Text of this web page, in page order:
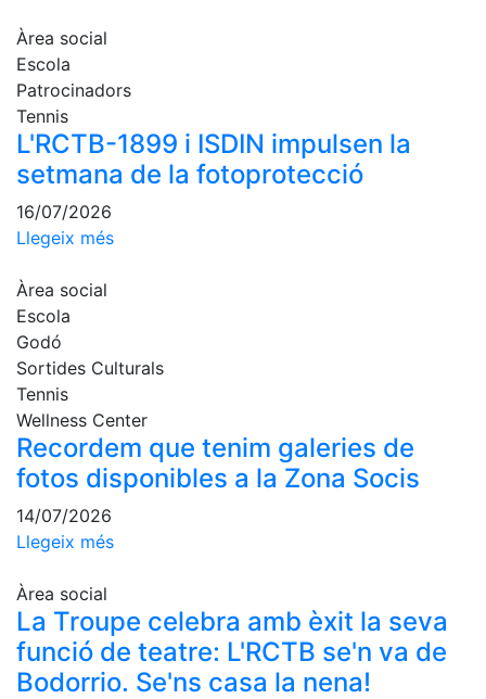
Patrocinador
del Club?
Notícies
Inscripcions
Godó
del
Àrea social
Escola
Patrocinadors
Tennis
L'RCTB-1899 i ISDIN impulsen la
setmana de la fotoprotecció
16/07/2026
Llegeix més
Àrea social
Escola
Godó
Sortides Culturals
Tennis
Wellness Center
Recordem que tenim galeries de
fotos disponibles a la Zona Socis
14/07/2026
Llegeix més
Àrea social
La Troupe celebra amb èxit la seva
funció de teatre: L'RCTB se'n va de
Bodorrio. Se'ns casa la nena!